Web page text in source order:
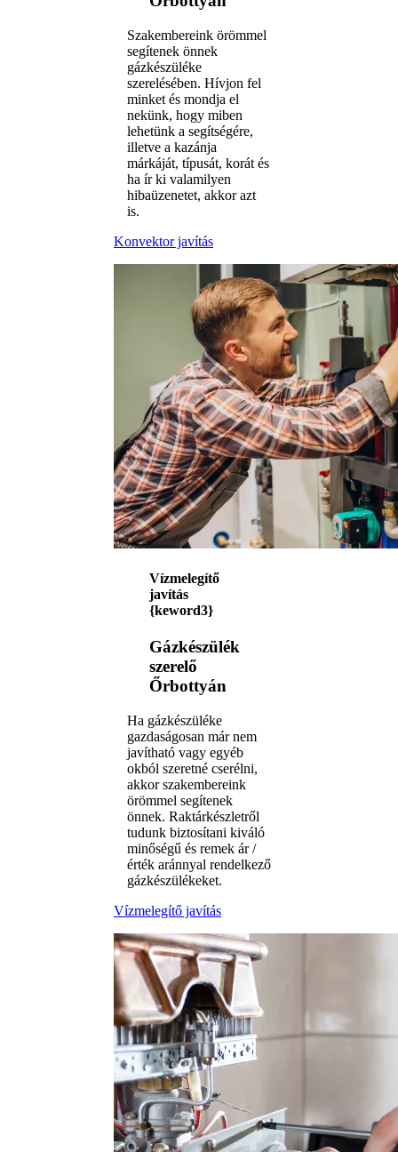
Szakembereink örömmel
segítenek önnek
gázkészüléke
szerelésében. Hívjon fel
minket és mondja el
nekünk, hogy miben
lehetünk a segítségére,
illetve a kazánja
márkáját, típusát, korát és
ha ír ki valamilyen
hibaüzenetet, akkor azt
is.
Konvektor javítás
Vízmelegítő
javítás
{keword3}
Gázkészülék
szerelő
Őrbottyán
Ha gázkészüléke
gazdaságosan már nem
javítható vagy egyéb
okból szeretné cserélni,
akkor szakembereink
örömmel segítenek
önnek. Raktárkészletről
tudunk biztosítani kiváló
minőségű és remek ár /
érték aránnyal rendelkező
gázkészülékeket.
Vízmelegítő javítás